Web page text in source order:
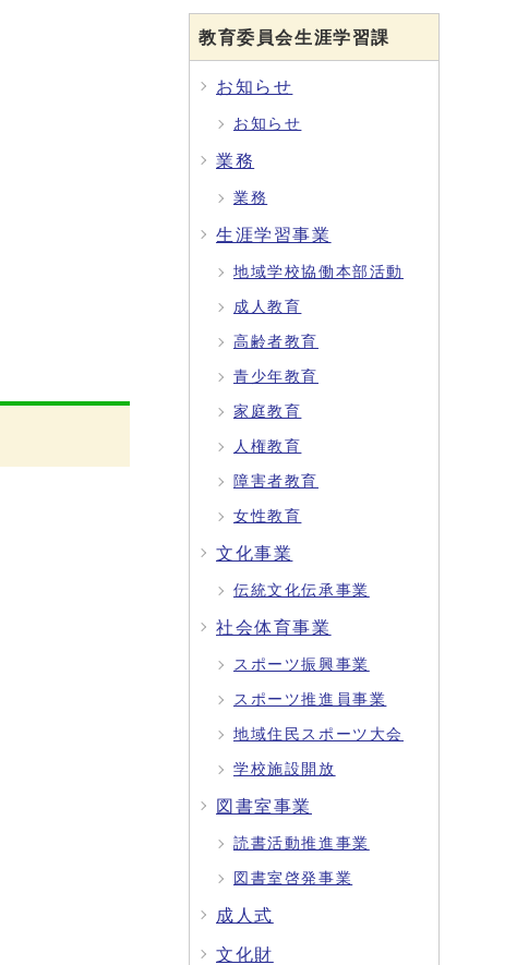
教育委員会生涯学習課
お知らせ
お知らせ
業務
業務
生涯学習事業
地域学校協働本部活動
成人教育
高齢者教育
青少年教育
家庭教育
人権教育
障害者教育
女性教育
文化事業
伝統文化伝承事業
社会体育事業
スポーツ振興事業
スポーツ推進員事業
地域住民スポーツ大会
学校施設開放
図書室事業
読書活動推進事業
図書室啓発事業
成人式
文化財